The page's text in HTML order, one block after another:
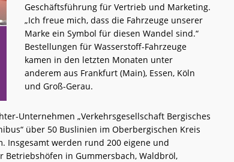
Geschäftsführung für Vertrieb und Marketing.
„Ich freue mich, dass die Fahrzeuge unserer
Marke ein Symbol für diesen Wandel sind.“
Bestellungen für Wasserstoff-Fahrzeuge
kamen in den letzten Monaten unter
anderem aus Frankfurt (Main), Essen, Köln
und Groß-Gerau.
Unternehmen „Verkehrsgesellschaft Bergisches
über 50 Buslinien im Oberbergischen Kreis
Insgesamt werden rund 200 eigene und
Betriebshöfen in Gummersbach, Waldbröl,